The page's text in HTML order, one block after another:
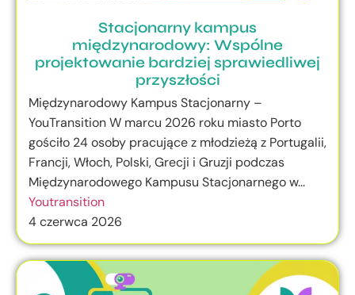
Stacjonarny kampus
międzynarodowy: Wspólne
projektowanie bardziej sprawiedliwej
przyszłości
Międzynarodowy Kampus Stacjonarny –
YouTransition W marcu 2026 roku miasto Porto
gościło 24 osoby pracujące z młodzieżą z Portugalii,
Francji, Włoch, Polski, Grecji i Gruzji podczas
Międzynarodowego Kampusu Stacjonarnego w...
Youtransition
4 czerwca 2026